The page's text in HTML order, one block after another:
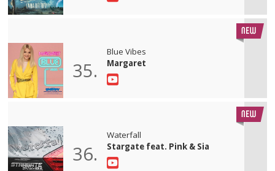
35.
Blue Vibes
Margaret
36.
Waterfall
Stargate feat. Pink & Sia